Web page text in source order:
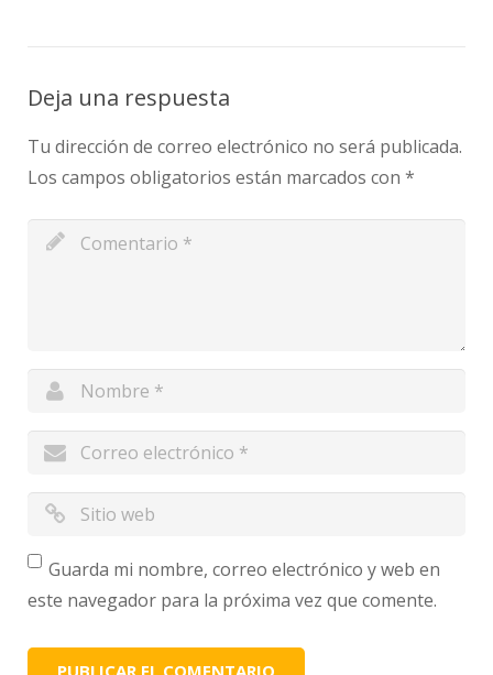
Deja una respuesta
Tu dirección de correo electrónico no será publicada.
Los campos obligatorios están marcados con *
Guarda mi nombre, correo electrónico y web en
este navegador para la próxima vez que comente.